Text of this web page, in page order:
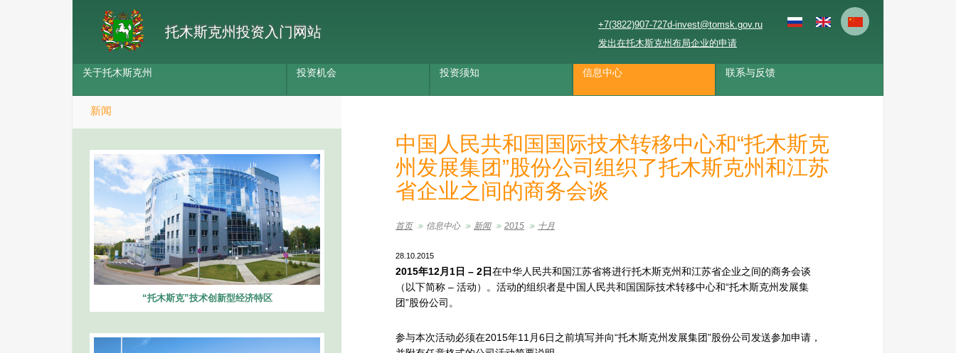
托木斯克州投资入门网站 +7(3822)907-727d-invest@tomsk.gov.ru
发出在托木斯克州布局企业的申请
关于托木斯克州 投资机会 投资须知 信息中心 联系与反馈
新闻
“托木斯克”技术创新型经济特区
中国人民共和国国际技术转移中心和“托木斯克
州发展集团”股份公司组织了托木斯克州和江苏
省企业之间的商务会谈
首页 信息中心 新闻 2015 十月
28.10.2015
2015年12月1日 – 2日在中华人民共和国江苏省将进行托木斯克州和江苏省企业之间的商务会谈
（以下简称 – 活动）。活动的组织者是中国人民共和国国际技术转移中心和“托木斯克州发展集
团”股份公司。
参与本次活动必须在2015年11月6日之前填写并向“托木斯克州发展集团”股份公司发送参加申请，